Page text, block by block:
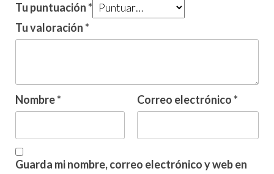
Tu puntuación*
Tu valoración*
Nombre* Correo electrónico*
Guarda mi nombre, correo electrónico y web en